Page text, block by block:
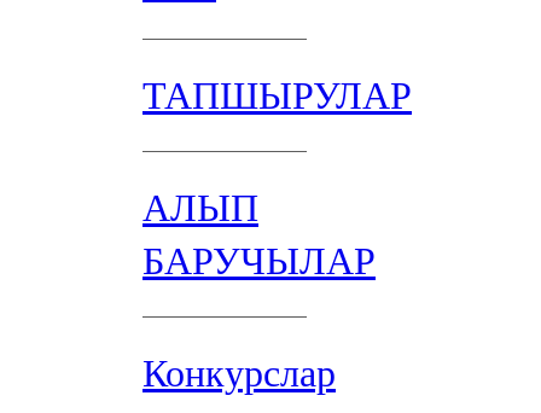
ТАПШЫРУЛАР
АЛЫП
БАРУЧЫЛАР
Конкурслар